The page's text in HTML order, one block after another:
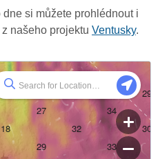
si můžete prohlédnout i
našeho projektu Ventusky.